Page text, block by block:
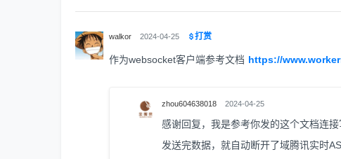
walkor 2024-04-25 打赏
作为websocket客户端参考文档 https://
zhou604638018 2024-04-25
感谢回复，我是参考你发的这个文档连
发送完数据，就自动断开了域腾讯实时